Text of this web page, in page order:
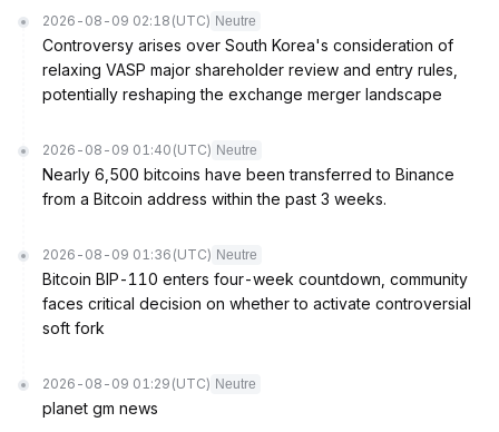
2026-08-09 02:18 (UTC) Neutre
Controversy arises over South Korea's consideration of
relaxing VASP major shareholder review and entry rules,
potentially reshaping the exchange merger landscape
2026-08-09 01:40 (UTC) Neutre
Nearly 6,500 bitcoins have been transferred to Binance
from a Bitcoin address within the past 3 weeks.
2026-08-09 01:36 (UTC) Neutre
Bitcoin BIP-110 enters four-week countdown, community
faces critical decision on whether to activate controversial
soft fork
2026-08-09 01:29 (UTC) Neutre
planet gm news